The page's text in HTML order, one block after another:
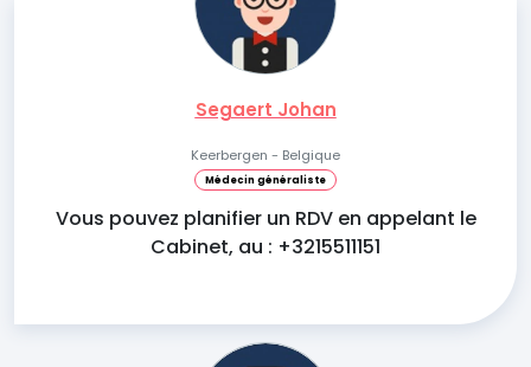
Segaert Johan
Keerbergen - Belgique
Médecin généraliste
Vous pouvez planifier un RDV en appelant le
Cabinet, au : +3215511151